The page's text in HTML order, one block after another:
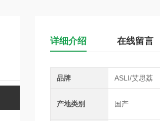
详细介绍 在线留言
品牌 ASLI/艾思荔
产地类别 国产